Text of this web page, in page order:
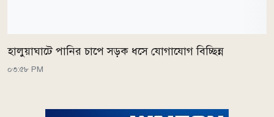
হালুয়াঘাটে পানির চাপে সড়ক ধসে যোগাযোগ বিচ্ছিন্ন
০৩:৫৮ PM